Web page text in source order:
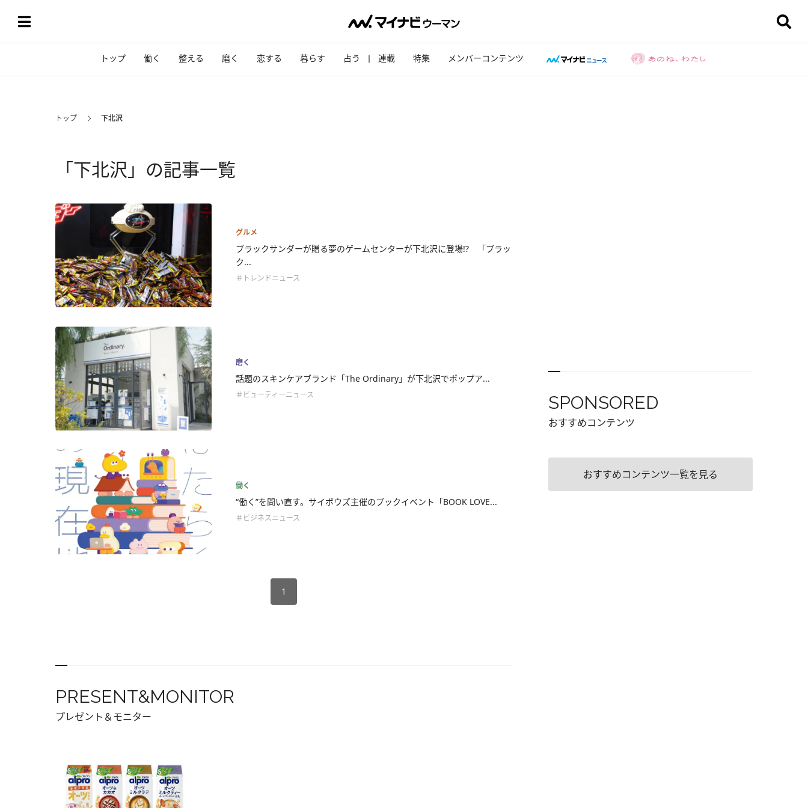
トップ 働く 整える 磨く 恋する 暮らす 占う 連載 特集 メンバーコンテンツ
トップ 下北沢
「下北沢」の記事一覧
グルメ
ブラックサンダーが贈る夢のゲームセンターが下北沢に登場!? 「ブラッ
ク...
＃トレンドニュース
磨く
話題のスキンケアブランド「The Ordinary」が下北沢でポップア...
＃ビューティーニュース
働く
“働く”を問い直す。サイボウズ主催のブックイベント「BOOK LOVE...
＃ビジネスニュース
1
PRESENT&MONITOR
プレゼント＆モニター
SPONSORED
おすすめコンテンツ
おすすめコンテンツ一覧を見る